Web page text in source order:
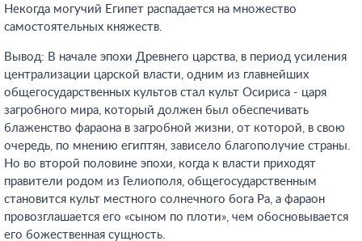
Некогда могучий Египет распадается на множество
самостоятельных княжеств.
Вывод: В начале эпохи Древнего царства, в период усиления
централизации царской власти, одним из главнейших
общегосударственных культов стал культ Осириса - царя
загробного мира, который должен был обеспечивать
блаженство фараона в загробной жизни, от которой, в свою
очередь, по мнению египтян, зависело благополучие страны.
Но во второй половине эпохи, когда к власти приходят
правители родом из Гелиополя, общегосударственным
становится культ местного солнечного бога Ра, а фараон
провозглашается его «сыном по плоти», чем обосновывается
его божественная сущность.